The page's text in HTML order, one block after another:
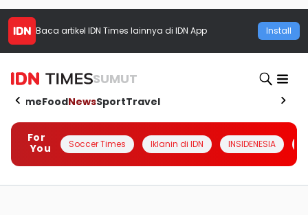
Baca artikel IDN Times lainnya di IDN App Install
SUMUT
HomeFoodNewsSportTravel
For
You
Soccer Times Iklanin di IDN INSIDENESIA